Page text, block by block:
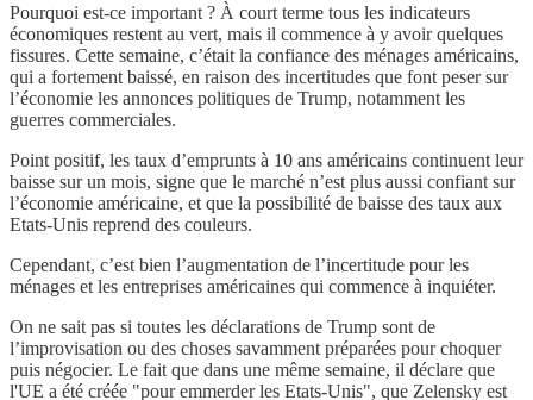
Pourquoi est-ce important ? À court terme tous les indicateurs
économiques restent au vert, mais il commence à y avoir quelques
fissures. Cette semaine, c’était la confiance des ménages américains,
qui a fortement baissé, en raison des incertitudes que font peser sur
l’économie les annonces politiques de Trump, notamment les
guerres commerciales.
Point positif, les taux d’emprunts à 10 ans américains continuent leur
baisse sur un mois, signe que le marché n’est plus aussi confiant sur
l’économie américaine, et que la possibilité de baisse des taux aux
Etats-Unis reprend des couleurs.
Cependant, c’est bien l’augmentation de l’incertitude pour les
ménages et les entreprises américaines qui commence à inquiéter.
On ne sait pas si toutes les déclarations de Trump sont de
l’improvisation ou des choses savamment préparées pour choquer
puis négocier. Le fait que dans une même semaine, il déclare que
l'UE a été créée "pour emmerder les Etats-Unis", que Zelensky est